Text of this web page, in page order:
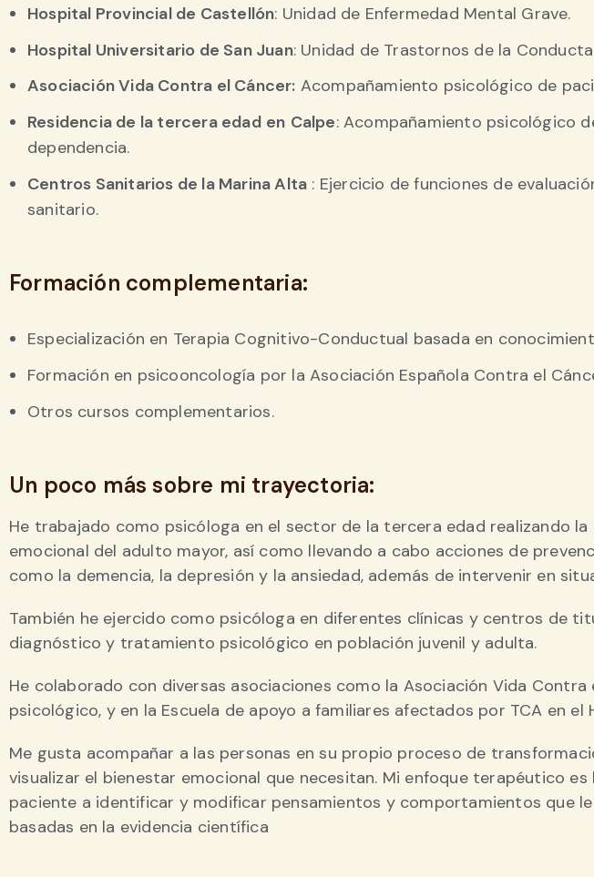
Hospital Provincial de Castellón: Unidad de Enfermedad Mental Grave.
Hospital Universitario de San Juan: Unidad de Trastornos de la
Asociación Vida Contra el Cáncer: Acompañamiento psicológico de
Residencia de la tercera edad en Calpe: Acompañamiento psicológico
dependencia.
Centros Sanitarios de la Marina Alta : Ejercicio de funciones de
sanitario.
Formación complementaria:
Especialización en Terapia Cognitivo-Conductual basada en
Formación en psicooncología por la Asociación Española Contra el
Otros cursos complementarios.
Un poco más sobre mi trayectoria:
He trabajado como psicóloga en el sector de la tercera edad realizando
emocional del adulto mayor, así como llevando a cabo acciones de
como la demencia, la depresión y la ansiedad, además de intervenir en
También he ejercido como psicóloga en diferentes clínicas y centros de
diagnóstico y tratamiento psicológico en población juvenil y adulta.
He colaborado con diversas asociaciones como la Asociación Vida
psicológico, y en la Escuela de apoyo a familiares afectados por TCA en
Me gusta acompañar a las personas en su propio proceso de
visualizar el bienestar emocional que necesitan. Mi enfoque terapéutico
paciente a identificar y modificar pensamientos y comportamientos que
basadas en la evidencia científica